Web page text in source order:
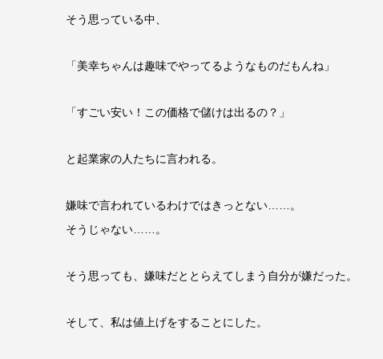
そう思っている中、
「美幸ちゃんは趣味でやってるようなものだもんね」
「すごい安い！この価格で儲けは出るの？」
と起業家の人たちに言われる。
嫌味で言われているわけではきっとない……。
そうじゃない……。
そう思っても、嫌味だととらえてしまう自分が嫌だった。
そして、私は値上げをすることにした。